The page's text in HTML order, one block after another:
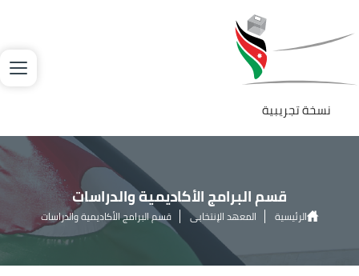
تجاوز إلى المحتوى الرئيسي
نسخة تجريبية
قسم البرامج الأكاديمية والدراسات
الرئيسية المعهد الإنتخابي قسم البرامج الأكاديمية والدراسات